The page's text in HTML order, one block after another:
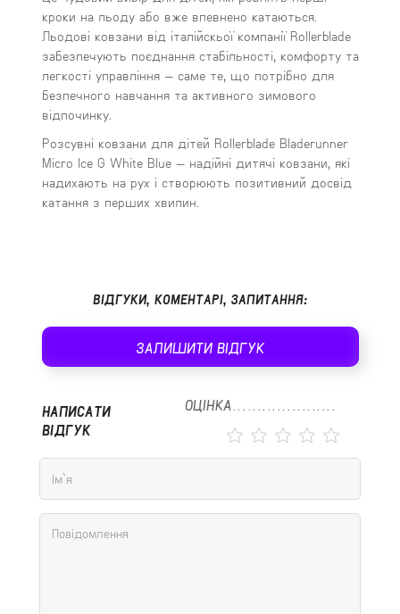
кроки на льоду або вже впевнено катаються.
Льодові ковзани від італійскьої компанії Rollerblade
забезпечують поєднання стабільності, комфорту та
легкості управління — саме те, що потрібно для
безпечного навчання та активного зимового
відпочинку.
Розсувні ковзани для дітей Rollerblade Bladerunner
Micro Ice G White Blue — надійні дитячі ковзани, які
надихають на рух і створюють позитивний досвід
катання з перших хвилин.
ВІДГУКИ, КОМЕНТАРІ, ЗАПИТАННЯ:
ЗАЛИШИТИ ВІДГУК
НАПИСАТИ
ВІДГУК
ОЦІНКА